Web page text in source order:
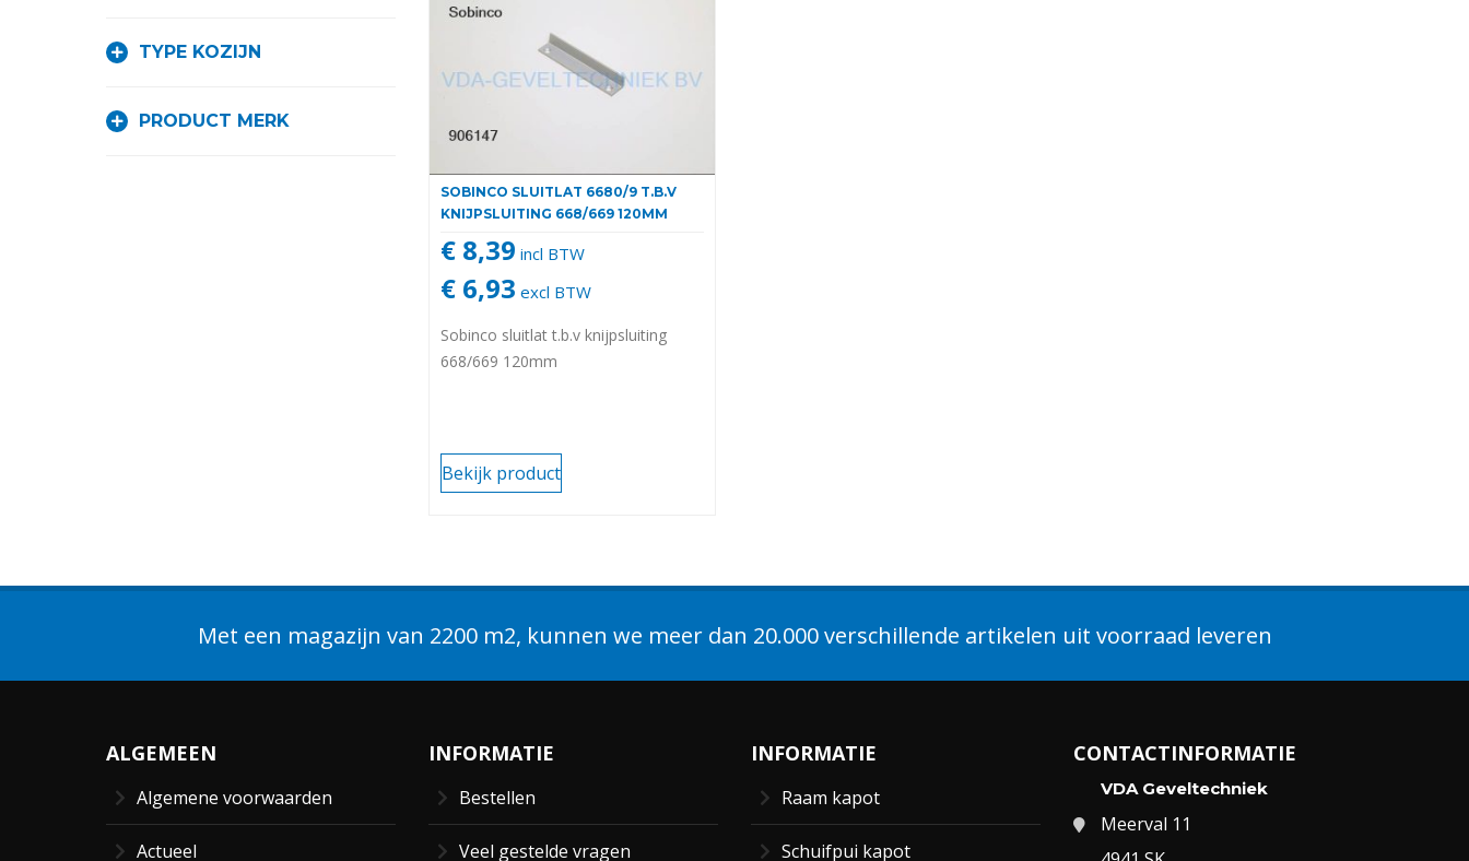
TYPE KOZIJN
PRODUCT MERK
SOBINCO SLUITLAT 6680/9 T.B.V
KNIJPSLUITING 668/669 120MM
€ 8,39 incl BTW
€ 6,93 excl BTW
Sobinco sluitlat t.b.v knijpsluiting
668/669 120mm
Bekijk product
Met een magazijn van 2200 m2, kunnen we meer dan 20.000 verschillende artikelen uit voorraad leveren
ALGEMEEN
Algemene voorwaarden
Actueel
INFORMATIE
Bestellen
Veel gestelde vragen
INFORMATIE
Raam kapot
Schuifpui kapot
CONTACTINFORMATIE
VDA Geveltechniek
Meerval 11